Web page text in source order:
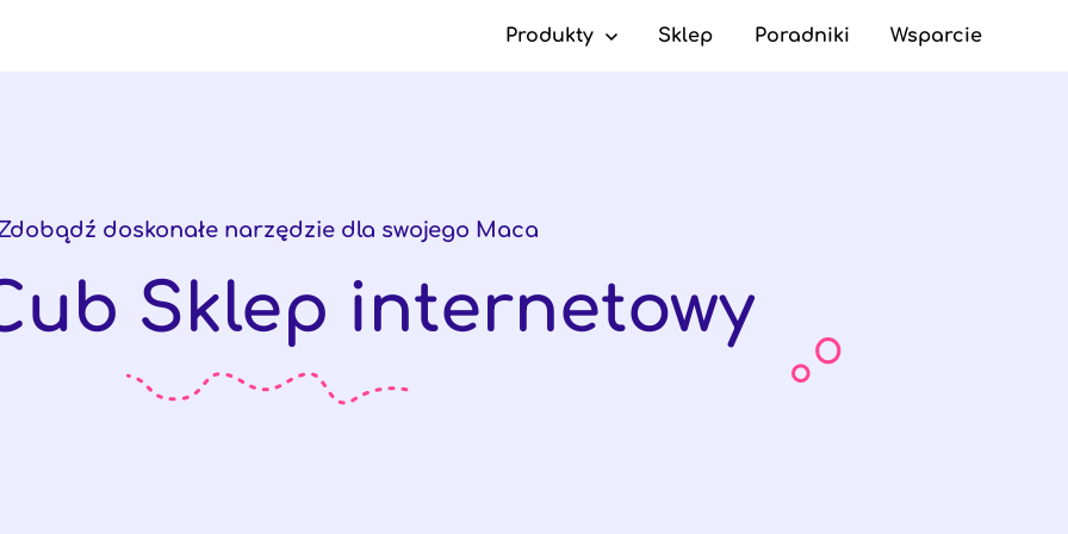
Produkty Sklep Poradniki Wsparcie
doskonałe narzędzie dla swojego Maca
Sklep internetowy